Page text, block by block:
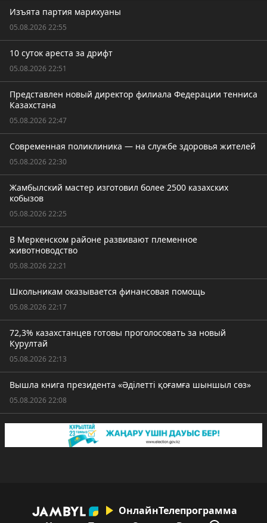
Изъята партия марихуаны
05.08.2026 22:55
10 суток ареста за дрифт
05.08.2026 22:51
Представлен новый директор филиала Федерации тенниса
Казахстана
05.08.2026 22:47
Современная поликлиника — на службе здоровья жителей
05.08.2026 22:30
Жамбылский мастер изготовил более 2500 казахских
кобызов
05.08.2026 22:25
В Меркенском районе развивают племенное
животноводство
05.08.2026 22:21
Школьникам оказывается финансовая помощь
05.08.2026 22:17
72,3% казахстанцев готовы проголосовать за новый
Курултай
05.08.2026 22:13
Вышла книга президента «Әділетті қоғамға шыншыл сөз»
05.08.2026 22:08
ОнлайнТелепрограмма